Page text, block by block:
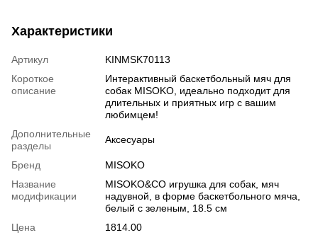
Характеристики
Артикул
KINMSK70113
Короткое
описание
Интерактивный баскетбольный мяч для
собак MISOKO, идеально подходит для
длительных и приятных игр с вашим
любимцем!
Дополнительные
разделы
Аксесуары
Бренд
MISOKO
Название
модификации
MISOKO&CO игрушка для собак, мяч
надувной, в форме баскетбольного мяча,
белый с зеленым, 18.5 см
Цена
1814.00